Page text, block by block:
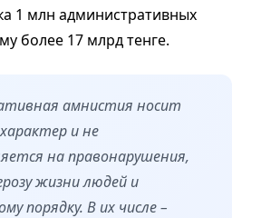
1 млн административных
более 17 млрд тенге.
амнистия носит
и не
на правонарушения,
жизни людей и
порядку. В их числе –